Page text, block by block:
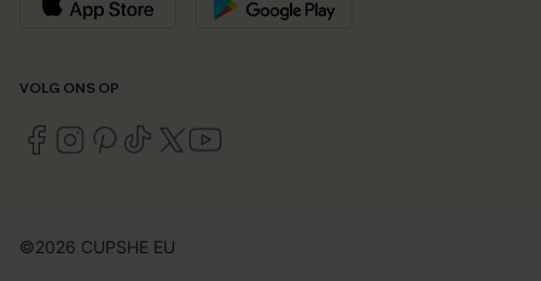
VOLG ONS OP
©2026 CUPSHE EU